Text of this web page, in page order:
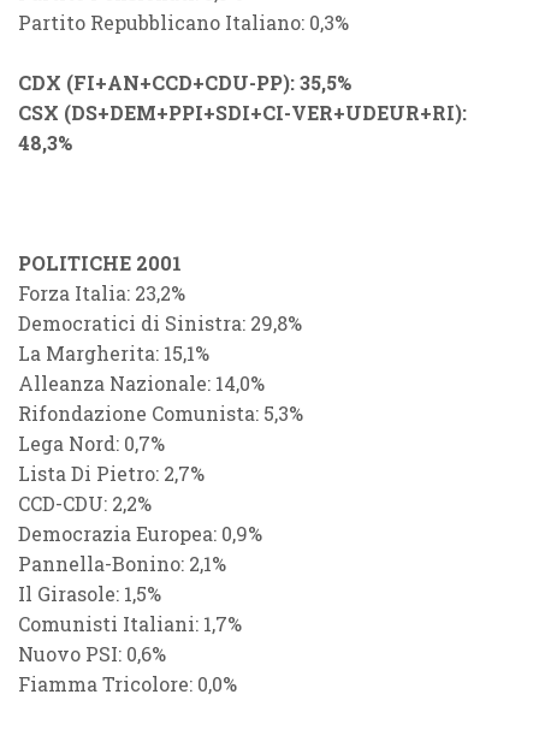
Partito Repubblicano Italiano: 0,3%
CDX (FI+AN+CCD+CDU-PP): 35,5%
CSX (DS+DEM+PPI+SDI+CI-VER+UDEUR+RI):
48,3%
POLITICHE 2001
Forza Italia: 23,2%
Democratici di Sinistra: 29,8%
La Margherita: 15,1%
Alleanza Nazionale: 14,0%
Rifondazione Comunista: 5,3%
Lega Nord: 0,7%
Lista Di Pietro: 2,7%
CCD-CDU: 2,2%
Democrazia Europea: 0,9%
Pannella-Bonino: 2,1%
Il Girasole: 1,5%
Comunisti Italiani: 1,7%
Nuovo PSI: 0,6%
Fiamma Tricolore: 0,0%